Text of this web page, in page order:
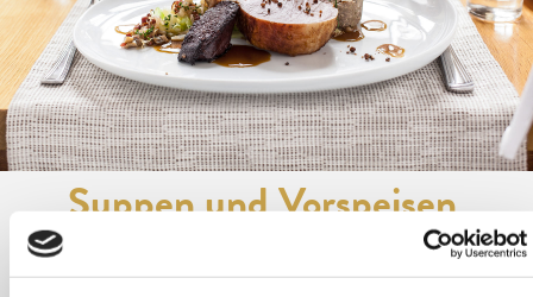
Suppen und Vorspeisen